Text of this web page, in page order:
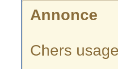
Annonce
Chers